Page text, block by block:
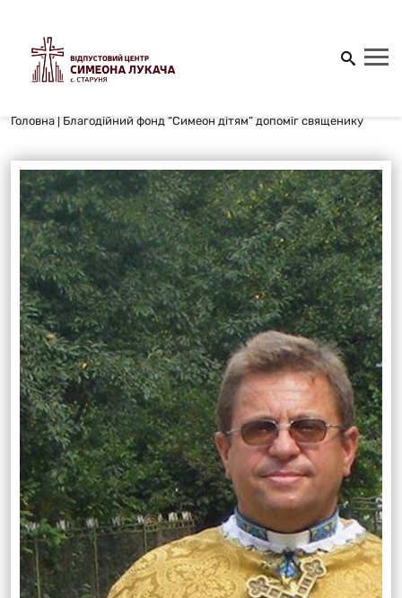
Головна | Благодійний фонд “Симеон дітям” допоміг священику